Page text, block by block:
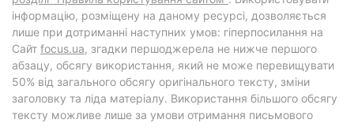
інформацію, розміщену на даному ресурсі, дозволяється
лише при дотриманні наступних умов: гіперпосилання на
Cайт focus.ua, згадки першоджерела не нижче першого
абзацу, обсягу використання, який не може перевищувати
50% від загального обсягу оригінального тексту, зміни
заголовку та ліда матеріалу. Використання більшого обсягу
тексту можливе лише за умови отримання письмового